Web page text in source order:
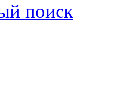
поиск